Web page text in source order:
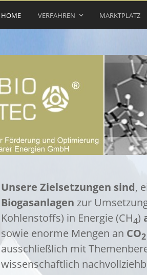
HOME VERFAHREN MARKTPLATZ
Unsere Zielsetzungen sind,
Biogasanlagen zur
Kohlenstoffs) in Energie (CH4)
sowie enorme Mengen an CO2
ausschließlich mit
wissenschaftlich